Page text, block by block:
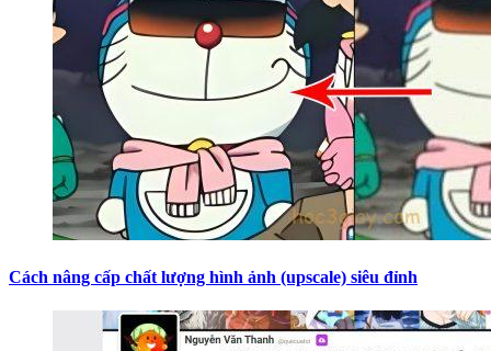
Cách nâng cấp chất lượng hình ảnh (upscale) siêu đỉnh